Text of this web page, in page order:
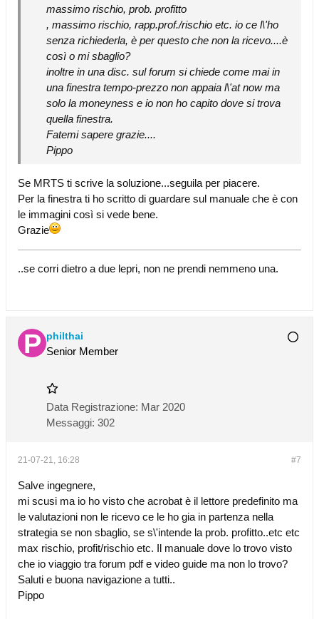
massimo rischio, prob. profitto
, massimo rischio, rapp.prof./rischio etc. io ce l\'ho
senza richiederla, è per questo che non la ricevo....è
così o mi sbaglio?
inoltre in una disc. sul forum si chiede come mai in
una finestra tempo-prezzo non appaia l\'at now ma
solo la moneyness e io non ho capito dove si trova
quella finestra.
Fatemi sapere grazie....
Pippo
Se MRTS ti scrive la soluzione...seguila per piacere.
Per la finestra ti ho scritto di guardare sul manuale che è con
le immagini così si vede bene.
Grazie
..se corri dietro a due lepri, non ne prendi nemmeno una.
philthai
Senior Member
Data Registrazione: Mar 2020
Messaggi: 302
#7
21-07-21, 16:28
Salve ingegnere,
mi scusi ma io ho visto che acrobat è il lettore predefinito ma
le valutazioni non le ricevo ce le ho gia in partenza nella
strategia se non sbaglio, se s\'intende la prob. profitto..etc etc
max rischio, profit/rischio etc. Il manuale dove lo trovo visto
che io viaggio tra forum pdf e video guide ma non lo trovo?
Saluti e buona navigazione a tutti..
Pippo